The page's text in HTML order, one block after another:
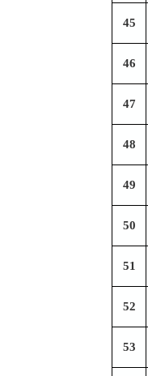
45
46
47
48
49
50
51
52
53